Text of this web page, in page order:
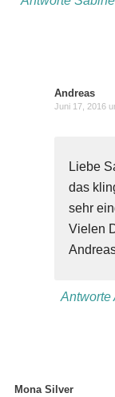
Andreas
Juni 17, 2016
Liebe
das
sehr
Vielen
Antworte
Mona Silver